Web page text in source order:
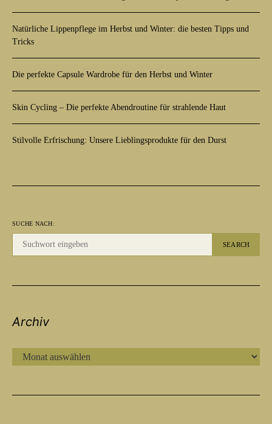
Natürliche Lippenpflege im Herbst und Winter: die besten Tipps und
Tricks
Die perfekte Capsule Wardrobe für den Herbst und Winter
Skin Cycling – Die perfekte Abendroutine für strahlende Haut
Stilvolle Erfrischung: Unsere Lieblingsprodukte für den Durst
SUCHE NACH:
SEARCH
Archiv